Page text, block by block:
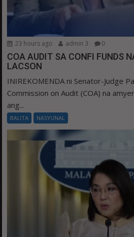
23 hours ago admin 3 0
COA AUDIT SA CONFI FUNDS
LACSON
INIREKOMENDA ni Senator-Judge
Commission on Audit (COA) na
ang...
BALITA NASYUNAL